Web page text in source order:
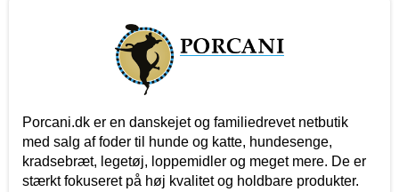
Porcani.dk er en danskejet og familiedrevet netbutik
med salg af foder til hunde og katte, hundesenge,
kradsebræt, legetøj, loppemidler og meget mere. De er
stærkt fokuseret på høj kvalitet og holdbare produkter.